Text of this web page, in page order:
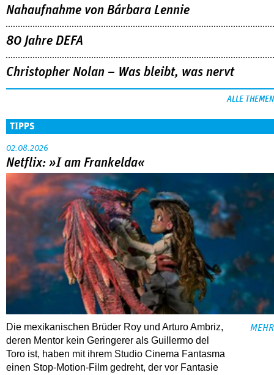
Nahaufnahme von Bárbara Lennie
80 Jahre DEFA
Christopher Nolan – Was bleibt, was nervt
ALLE THEMEN
TIPPS
02.08.2026
Netflix: »I am Frankelda«
Die mexikanischen Brüder Roy und Arturo Ambriz,
deren Mentor kein Geringerer als Guillermo del
Toro ist, haben mit ihrem Studio Cinema Fantasma
einen Stop-Motion-Film gedreht, der vor Fantasie
MEHR